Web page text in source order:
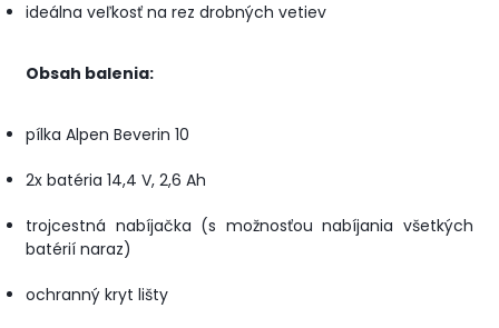
ideálna veľkosť na rez drobných vetiev
Obsah balenia:
pílka Alpen Beverin 10
2x batéria 14,4 V, 2,6 Ah
trojcestná nabíjačka (s možnosťou nabíjania všetkých
batérií naraz)
ochranný kryt lišty